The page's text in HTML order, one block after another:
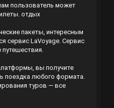
пользователь может
отдых
пакеты, интересным
сервис LaVoyage. Сервис
путешествия.
вы получите
поездка любого формата.
туров — все